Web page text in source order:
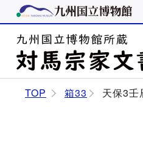
TOP 箱33 天保3壬